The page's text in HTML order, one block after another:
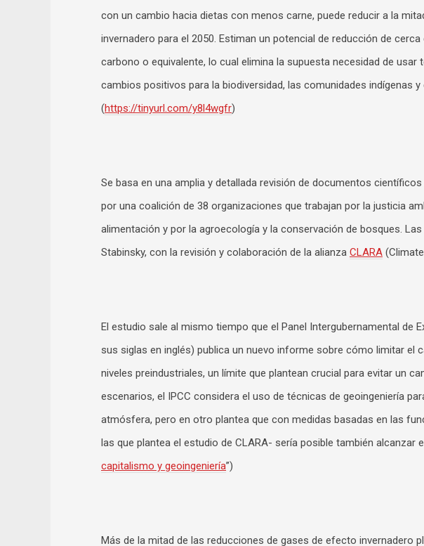
con un cambio hacia dietas con menos carne, puede reducir a la
invernadero para el 2050. Estiman un potencial de reducción de
carbono o equivalente, lo cual elimina la supuesta necesidad de usar
cambios positivos para la biodiversidad, las comunidades indígenas
(https://tinyurl.com/y8l4wgfr)
Se basa en una amplia y detallada revisión de documentos
por una coalición de 38 organizaciones que trabajan por la justicia
alimentación y por la agroecología y la conservación de bosques.
Stabinsky, con la revisión y colaboración de la alianza CLARA
El estudio sale al mismo tiempo que el Panel Intergubernamental de
sus siglas en inglés) publica un nuevo informe sobre cómo limitar el
niveles preindustriales, un límite que plantean crucial para evitar un
escenarios, el IPCC considera el uso de técnicas de geoingeniería
atmósfera, pero en otro plantea que con medidas basadas en las
las que plantea el estudio de CLARA- sería posible también alcanzar
capitalismo y geoingeniería”)
Más de la mitad de las reducciones de gases de efecto invernadero